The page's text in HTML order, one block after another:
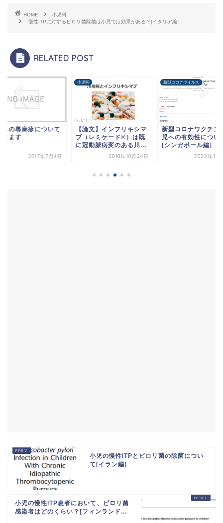
HOME
小児科
慢性ITPに対するピロリ菌除菌は小児では効果がある？[イタリア編]
RELATED POST
もの蕁麻疹について
します
2017年7月4日
小児科
【論文】インフリキシマ
ブ（レミケード®︎）は既
に冠動脈病変のある川...
2018年10月24日
新型コロナウイルス
新型コロナワクチン
児への有効性につい
[シンガポール編]
2022年10
小児の慢性ITPとピロリ菌の除菌につい
て[イラン編]
小児の慢性ITP患者において、ピロリ菌
感染者はどのくらい？[フィンランド...